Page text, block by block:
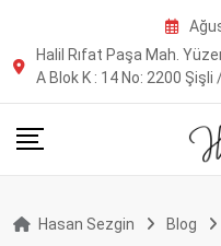
content
Halil Rıfat Paşa Mah.
A Blok K : 14 No: 2200 Şişli
Hasan Sezgin Blog